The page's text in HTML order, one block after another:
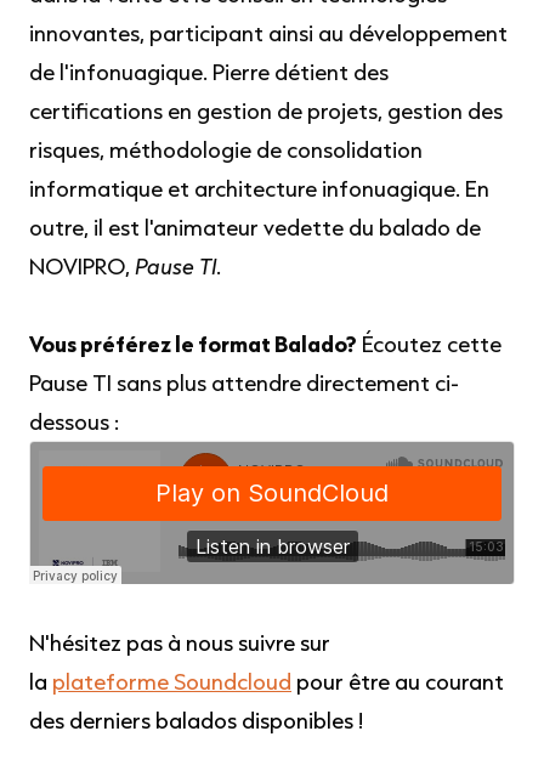
innovantes, participant ainsi au développement
de l'infonuagique. Pierre détient des
certifications en gestion de projets, gestion des
risques, méthodologie de consolidation
informatique et architecture infonuagique. En
outre, il est l'animateur vedette du balado de
NOVIPRO, Pause TI.
Vous préférez le format Balado? Écoutez cette
Pause TI sans plus attendre directement ci-
dessous :
N'hésitez pas à nous suivre sur
la plateforme Soundcloud pour être au courant
des derniers balados disponibles !